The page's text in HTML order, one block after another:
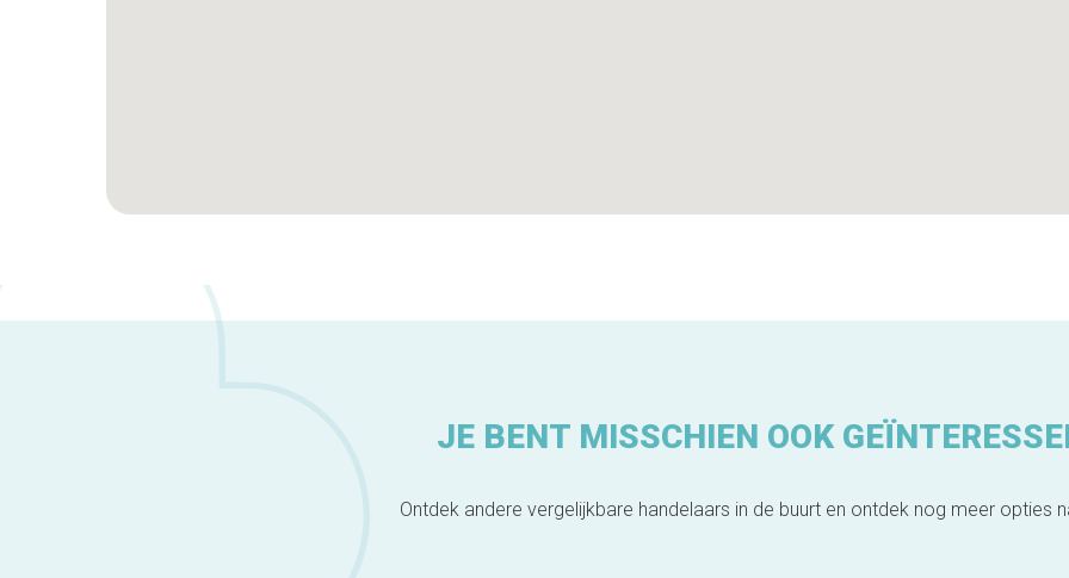
JE BENT MISSCHIEN OOK
Ontdek andere vergelijkbare handelaars in de buurt en ontdek nog meer opties